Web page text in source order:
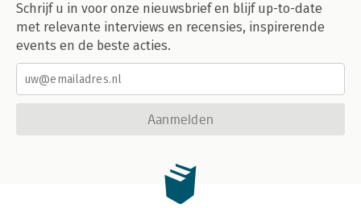
Schrijf u in voor onze nieuwsbrief en blijf up-to-date
met relevante interviews en recensies, inspirerende
events en de beste acties.
Aanmelden